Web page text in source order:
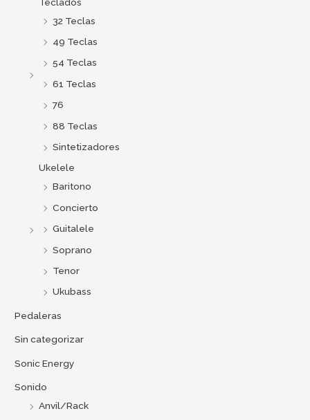
32 Teclas
49 Teclas
54 Teclas
61 Teclas
76
88 Teclas
Sintetizadores
Ukelele
Baritono
Concierto
Guitalele
Soprano
Tenor
Ukubass
Pedaleras
Sin categorizar
Sonic Energy
Sonido
Anvil/Rack